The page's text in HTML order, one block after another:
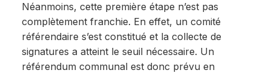
Néanmoins, cette première étape n’est pas
complètement franchie. En effet, un comité
référendaire s’est constitué et la collecte de
signatures a atteint le seuil nécessaire. Un
référendum communal est donc prévu en